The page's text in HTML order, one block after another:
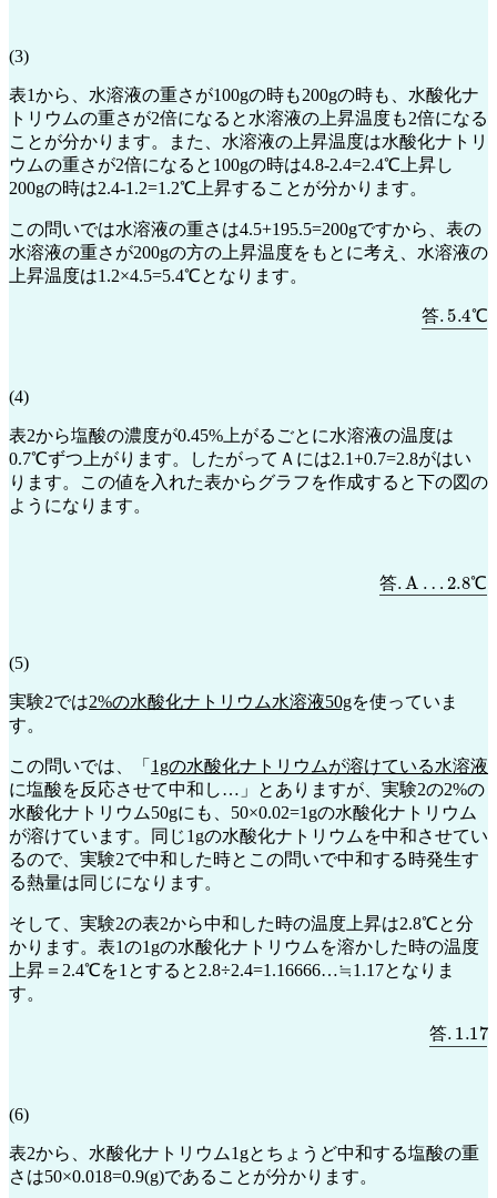
(3)
表1から、水溶液の重さが100gの時も200gの時も、水酸化ナ
トリウムの重さが2倍になると水溶液の上昇温度も2倍になる
ことが分かります。また、水溶液の上昇温度は水酸化ナトリ
ウムの重さが2倍になると100gの時は4.8-2.4=2.4℃上昇し
200gの時は2.4-1.2=1.2℃上昇することが分かります。
この問いでは水溶液の重さは4.5+195.5=200gですから、表の
水溶液の重さが200gの方の上昇温度をもとに考え、水溶液の
上昇温度は1.2×4.5=5.4℃となります。
答 ℃
答 5.4℃
(4)
表2から塩酸の濃度が0.45%上がるごとに水溶液の温度は
0.7℃ずつ上がります。したがってＡには2.1+0.7=2.8がはい
ります。この値を入れた表からグラフを作成すると下の図の
ようになります。
答 ℃
答. A…
2.8℃―
(5)
実験2では2%の水酸化ナトリウム水溶液50gを使っていま
す。
この問いでは、「 1gの水酸化ナトリウムが溶けている水溶液
に塩酸を反応させて中和し…」とありますが、実験2の2%の
水酸化ナトリウム50gにも、50×0.02=1gの水酸化ナトリウム
が溶けています。同じ1gの水酸化ナトリウムを中和させてい
るので、実験2で中和した時とこの問いで中和する時発生す
る熱量は同じになります。
そして、実験2の表2から中和した時の温度上昇は2.8℃と分
かります。表1の1gの水酸化ナトリウムを溶かした時の温度
上昇＝2.4℃を1とすると2.8÷2.4=1.16666…≒1.17となりま
す。
答
答 1.17
(6)
表2から、水酸化ナトリウム1gとちょうど中和する塩酸の重
さは50×0.018=0.9(g)であることが分かります。